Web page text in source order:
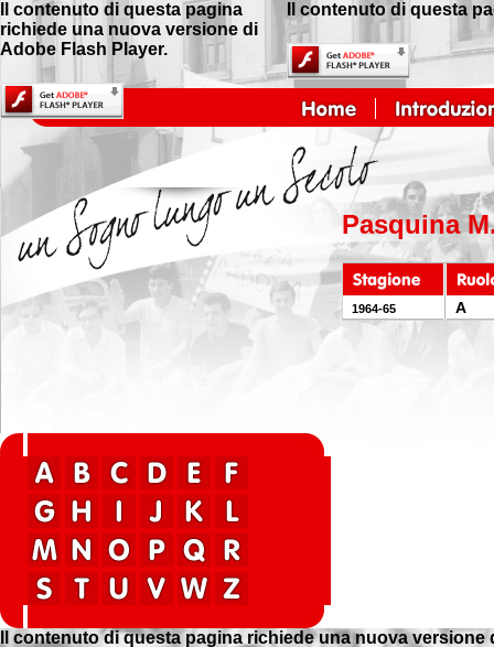
Il contenuto di questa pagina
richiede una nuova versione di
Adobe Flash Player.
Il contenuto di questa
Pasquina
1964-65 A
Il contenuto di questa pagina richiede una nuova versione